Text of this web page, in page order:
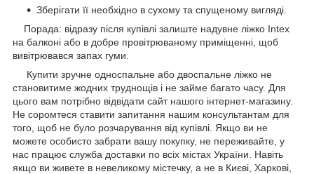
Зберігати її необхідно в сухому та спущеному вигляді.
Порада: відразу після купівлі залиште надувне ліжко Intex
на балконі або в добре провітрюваному приміщенні, щоб
вивітрювався запах гуми.
Купити зручне односпальне або двоспальне ліжко не
становитиме жодних труднощів і не займе багато часу. Для
цього вам потрібно відвідати сайт нашого інтернет-магазину.
Не соромтеся ставити запитання нашим консультантам для
того, щоб не було розчарування від купівлі. Якщо ви не
можете особисто забрати вашу покупку, не переживайте, у
нас працює служба доставки по всіх містах України. Навіть
якщо ви живете в невеликому містечку, а не в Києві, Харкові,